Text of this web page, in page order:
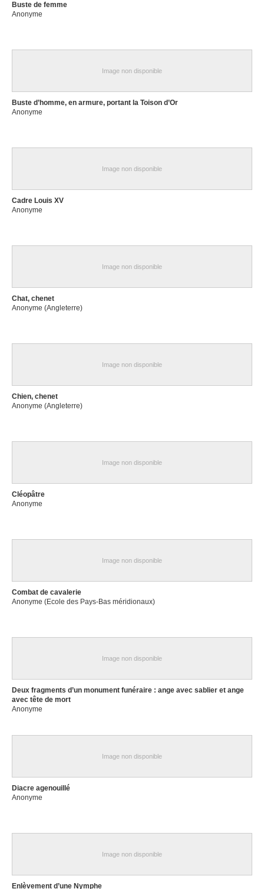
Buste de femme
Anonyme
Image non disponible
Buste d’homme, en armure, portant la Toison d’Or
Anonyme
Image non disponible
Cadre Louis XV
Anonyme
Image non disponible
Chat, chenet
Anonyme (Angleterre)
Image non disponible
Chien, chenet
Anonyme (Angleterre)
Image non disponible
Cléopâtre
Anonyme
Image non disponible
Combat de cavalerie
Anonyme (Ecole des Pays-Bas méridionaux)
Image non disponible
Deux fragments d’un monument funéraire : ange avec sablier et ange
avec tête de mort
Anonyme
Image non disponible
Diacre agenouillé
Anonyme
Image non disponible
Enlèvement d’une Nymphe